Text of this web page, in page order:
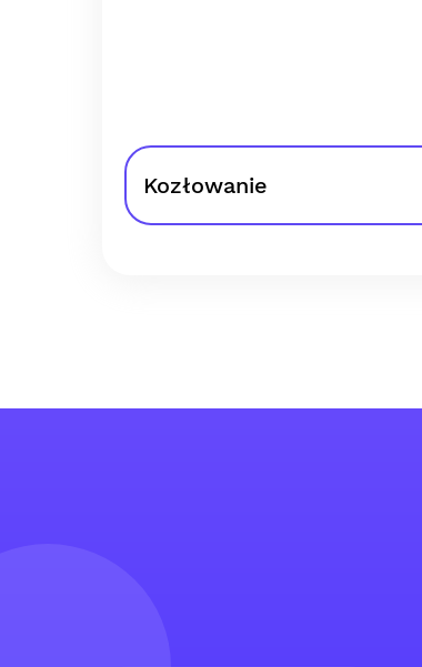
Kozłowanie